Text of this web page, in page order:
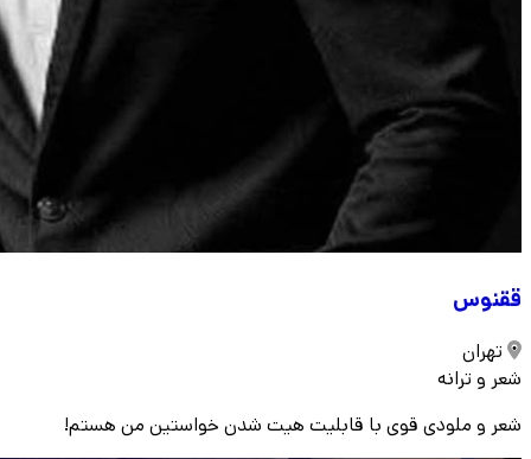
ققنوس
تهران
شعر و ترانه
شعر و ملودی قوی با قابلیت هیت شدن خواستین من هستم!